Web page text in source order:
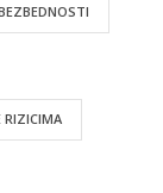
RIZICIMA